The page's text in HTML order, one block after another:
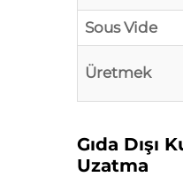
Sous Vide
Üretmek
Gıda Dışı
Uzatma